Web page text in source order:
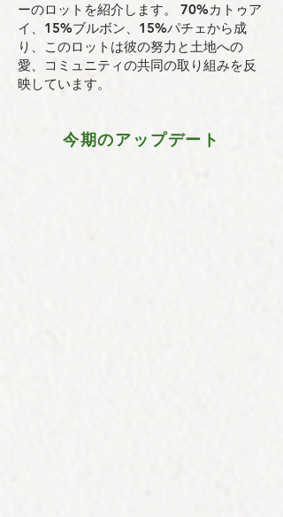
ーのロットを紹介します。 70%カトゥア
イ、15%ブルボン、15%パチェから成
り、このロットは彼の努力と土地への
愛、コミュニティの共同の取り組みを反
映しています。
今期のアップデート